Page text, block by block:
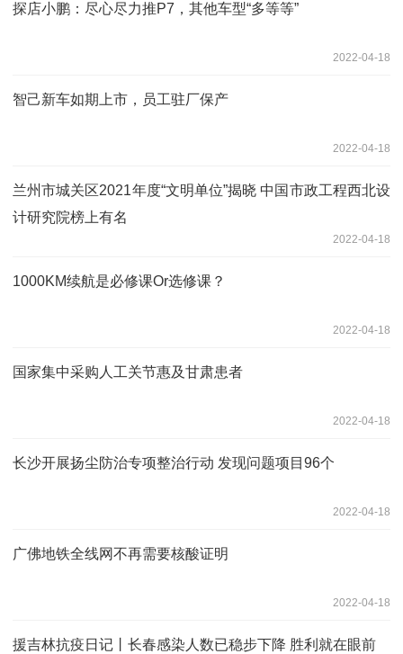
探店小鹏：尽心尽力推P7，其他车型“多等等”
2022-04-18
智己新车如期上市，员工驻厂保产
2022-04-18
兰州市城关区2021年度“文明单位”揭晓 中国市政工程西北设
计研究院榜上有名
2022-04-18
1000KM续航是必修课Or选修课？
2022-04-18
国家集中采购人工关节惠及甘肃患者
2022-04-18
长沙开展扬尘防治专项整治行动 发现问题项目96个
2022-04-18
广佛地铁全线网不再需要核酸证明
2022-04-18
援吉林抗疫日记丨长春感染人数已稳步下降 胜利就在眼前